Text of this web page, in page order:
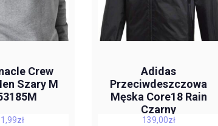
Crew
Szary M
zł
Adidas
Przeciwdeszczowa
Męska Core18 Rain
Czarny
139,00zł